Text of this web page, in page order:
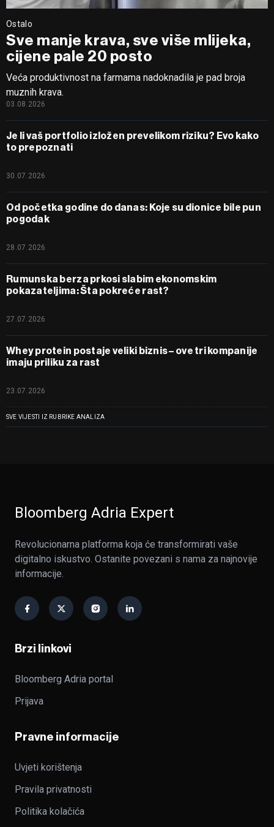
Ostalo
Sve manje krava, sve više mlijeka,
cijene pale 20 posto
Veća produktivnost na farmama nadoknadila je pad broja
muznih krava.
03.08.2026
Je li vaš portfolio izložen prevelikom riziku? Evo kako
to prepoznati
30.07.2026
Od početka godine do danas: Koje su dionice bile pun
pogodak
28.07.2026
Rumunska berza prkosi slabim ekonomskim
pokazateljima: Šta pokreće rast?
27.07.2026
Whey protein postaje veliki biznis – ove tri kompanije
imaju priliku za rast
23.07.2026
SVE VIJESTI IZ RUBRIKE ANALIZA
Bloomberg Adria Expert
Revolucionarna platforma koja će transformirati vaše
digitalno iskustvo. Ostanite povezani s nama za najnovije
informacije.
Brzi linkovi
Bloomberg Adria portal
Prijava
Pravne informacije
Uvjeti korištenja
Pravila privatnosti
Politika kolačića